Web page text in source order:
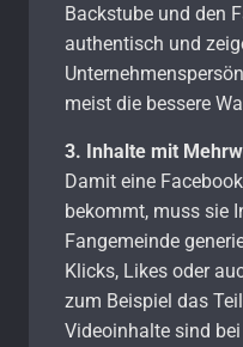
Backstube und den
authentisch und
meist die bessere
3. Inhalte mit
Damit eine
bekommt, muss sie
Fangemeinde
Klicks, Likes oder
zum Beispiel das
Videoinhalte sind